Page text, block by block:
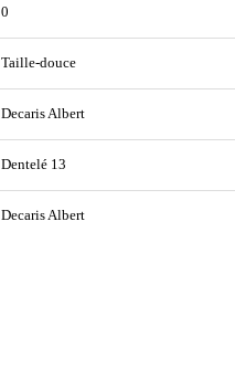
0
Taille-douce
Decaris Albert
Dentelé 13
Decaris Albert